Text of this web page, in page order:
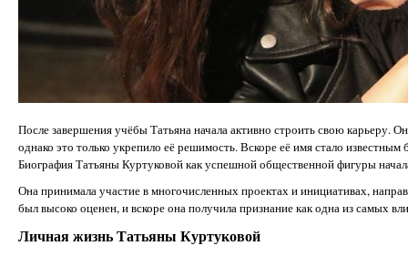
После завершения учёбы Татьяна начала активно строить свою карьеру.
однако это только укрепило её решимость. Вскоре её имя стало
Биография Татьяны Куртуковой как успешной общественной фигуры
Она принимала участие в многочисленных проектах и инициативах,
был высоко оценен, и вскоре она получила признание как одна из самых
Личная жизнь Татьяны Куртуковой